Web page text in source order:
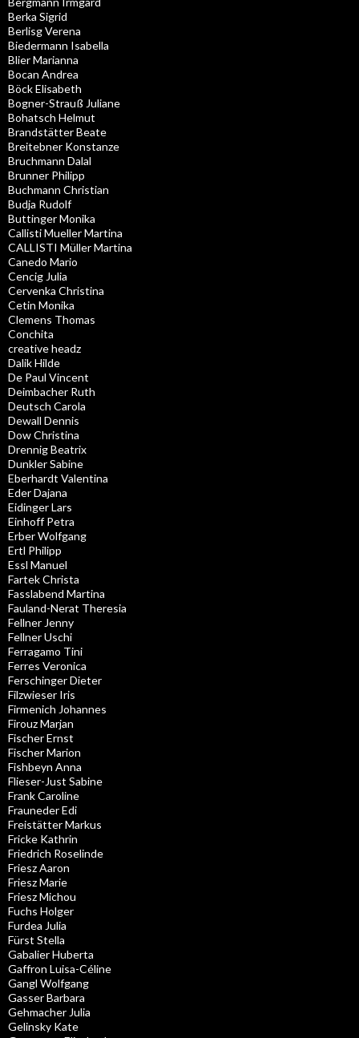
Berka Sigrid
Berlisg Verena
Biedermann Isabella
Blier Marianna
Bocan Andrea
Böck Elisabeth
Bogner-Strauß Juliane
Bohatsch Helmut
Brandstätter Beate
Breitebner Konstanze
Bruchmann Dalal
Brunner Philipp
Buchmann Christian
Budja Rudolf
Buttinger Monika
Callisti Mueller Martina
CALLISTI Müller Martina
Canedo Mario
Cencig Julia
Cervenka Christina
Cetin Monika
Clemens Thomas
Conchita
creative headz
Dalik Hilde
De Paul Vincent
Deimbacher Ruth
Deutsch Carola
Dewall Dennis
Dow Christina
Drennig Beatrix
Dunkler Sabine
Eberhardt Valentina
Eder Dajana
Eidinger Lars
Einhoff Petra
Erber Wolfgang
Ertl Philipp
Essl Manuel
Fartek Christa
Fasslabend Martina
Fauland-Nerat Theresia
Fellner Jenny
Fellner Uschi
Ferragamo Tini
Ferres Veronica
Ferschinger Dieter
Filzwieser Iris
Firmenich Johannes
Firouz Marjan
Fischer Ernst
Fischer Marion
Fishbeyn Anna
Flieser-Just Sabine
Frank Caroline
Frauneder Edi
Freistätter Markus
Fricke Kathrin
Friedrich Roselinde
Friesz Aaron
Friesz Marie
Friesz Michou
Fuchs Holger
Furdea Julia
Fürst Stella
Gabalier Huberta
Gaffron Luisa-Céline
Gangl Wolfgang
Gasser Barbara
Gehmacher Julia
Gelinsky Kate